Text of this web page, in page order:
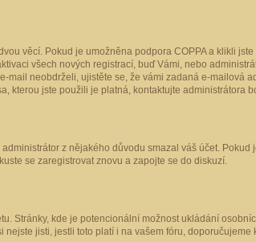
věcí. Pokud je umožněna podpora COPPA a klikli
všech nových registrací, buď Vámi, nebo
neobdrželi, ujistěte se, že vámi zadaná e-mailová
kterou jste použili je platná, kontaktujte administrátora
z nějakého důvodu smazal váš účet. Pokud
se zaregistrovat znovu a zapojte se do diskuzí.
Stránky, kde je potencionální možnost ukládání
jisti, jestli toto platí i na vašem fóru,